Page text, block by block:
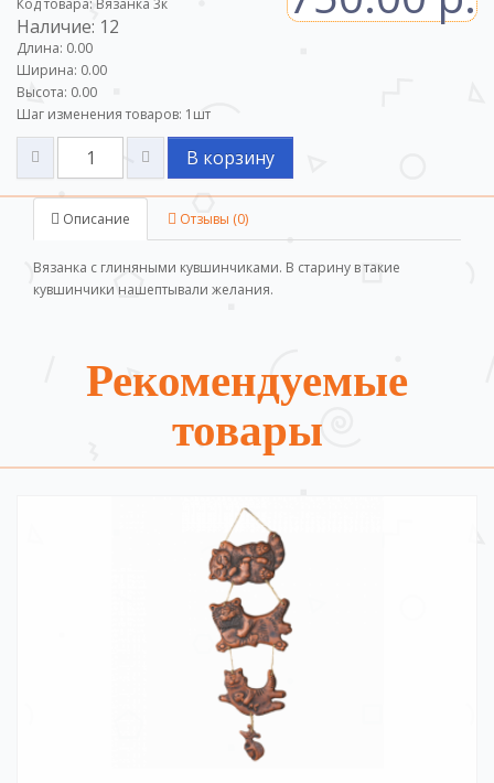
Код товара: Вязанка 3к
Наличие: 12
Длина: 0.00
Ширина: 0.00
Высота: 0.00
Шаг изменения товаров: 1 шт
В корзину
Описание Отзывы (0)
Вязанка с глиняными кувшинчиками. В старину в такие
кувшинчики нашептывали желания.
Рекомендуемые
товары